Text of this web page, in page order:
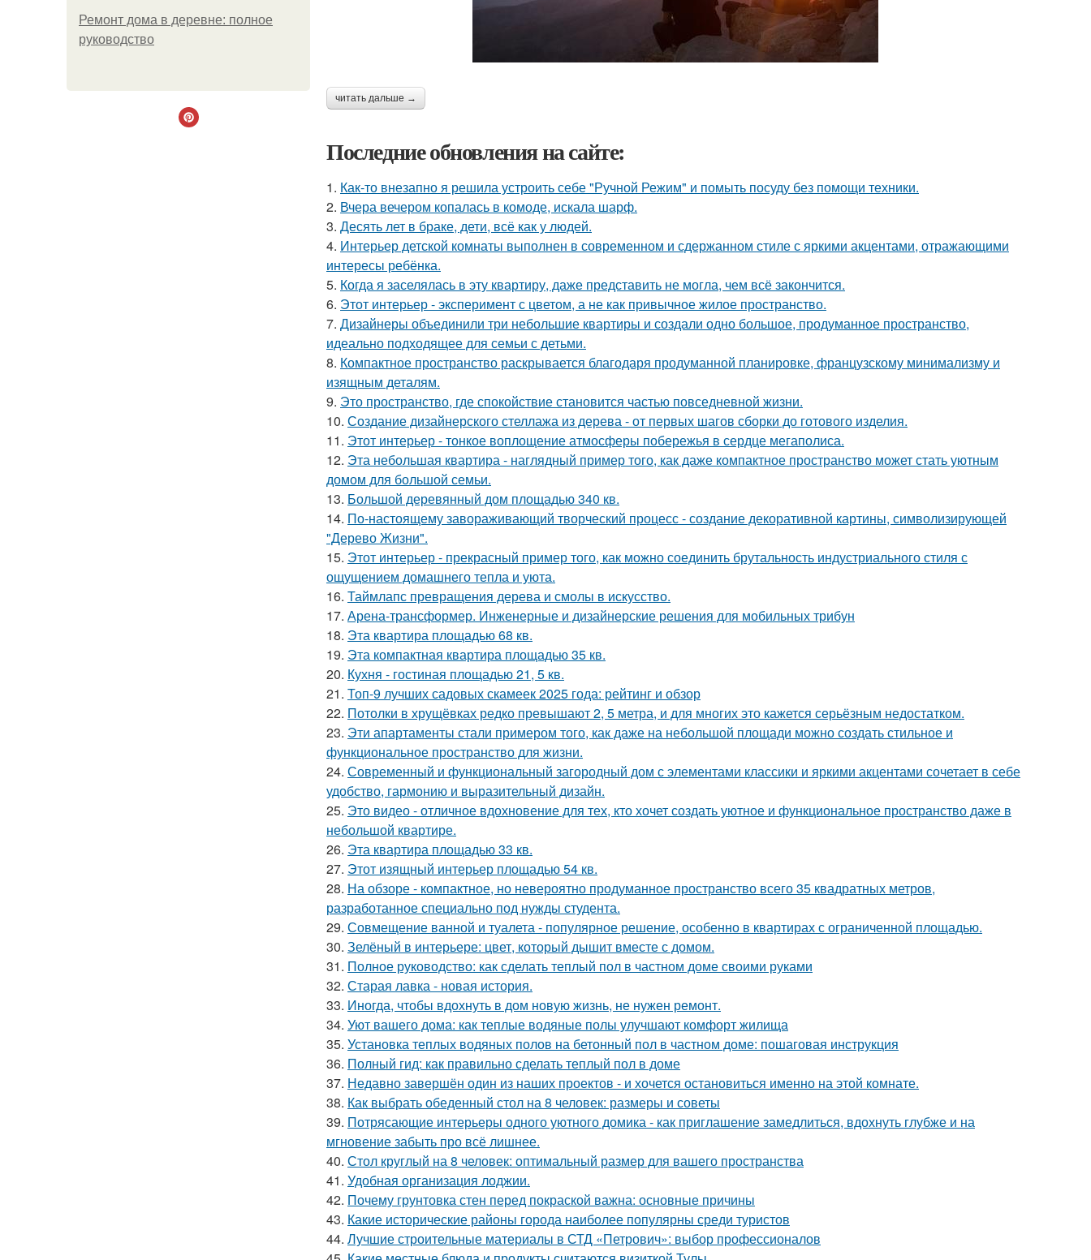
Ремонт дома в деревне: полное
руководство
читать дальше →
Последние обновления на сайте:
1. Как-то внезапно я решила устроить себе "Ручной Режим" и помыть посуду без помощи техники.
2. Вчера вечером копалась в комоде, искала шарф.
3. Десять лет в браке, дети, всё как у людей.
4. Интерьер детской комнаты выполнен в современном и сдержанном стиле с яркими акцентами, отражающими
интересы ребёнка.
5. Когда я заселялась в эту квартиру, даже представить не могла, чем всё закончится.
6. Этот интерьер - эксперимент с цветом, а не как привычное жилое пространство.
7. Дизайнеры объединили три небольшие квартиры и создали одно большое, продуманное пространство,
идеально подходящее для семьи с детьми.
8. Компактное пространство раскрывается благодаря продуманной планировке, французскому минимализму и
изящным деталям.
9. Это пространство, где спокойствие становится частью повседневной жизни.
10. Создание дизайнерского стеллажа из дерева - от первых шагов сборки до готового изделия.
11. Этот интерьер - тонкое воплощение атмосферы побережья в сердце мегаполиса.
12. Эта небольшая квартира - наглядный пример того, как даже компактное пространство может стать уютным
домом для большой семьи.
13. Большой деревянный дом площадью 340 кв.
14. По-настоящему завораживающий творческий процесс - создание декоративной картины, символизирующей
"Дерево Жизни".
15. Этот интерьер - прекрасный пример того, как можно соединить брутальность индустриального стиля с
ощущением домашнего тепла и уюта.
16. Таймлапс превращения дерева и смолы в искусство.
17. Арена-трансформер. Инженерные и дизайнерские решения для мобильных трибун
18. Эта квартира площадью 68 кв.
19. Эта компактная квартира площадью 35 кв.
20. Кухня - гостиная площадью 21, 5 кв.
21. Топ-9 лучших садовых скамеек 2025 года: рейтинг и обзор
22. Потолки в хрущёвках редко превышают 2, 5 метра, и для многих это кажется серьёзным недостатком.
23. Эти апартаменты стали примером того, как даже на небольшой площади можно создать стильное и
функциональное пространство для жизни.
24. Современный и функциональный загородный дом с элементами классики и яркими акцентами сочетает в себе
удобство, гармонию и выразительный дизайн.
25. Это видео - отличное вдохновение для тех, кто хочет создать уютное и функциональное пространство даже в
небольшой квартире.
26. Эта квартира площадью 33 кв.
27. Этот изящный интерьер площадью 54 кв.
28. На обзоре - компактное, но невероятно продуманное пространство всего 35 квадратных метров,
разработанное специально под нужды студента.
29. Совмещение ванной и туалета - популярное решение, особенно в квартирах с ограниченной площадью.
30. Зелёный в интерьере: цвет, который дышит вместе с домом.
31. Полное руководство: как сделать теплый пол в частном доме своими руками
32. Старая лавка - новая история.
33. Иногда, чтобы вдохнуть в дом новую жизнь, не нужен ремонт.
34. Уют вашего дома: как теплые водяные полы улучшают комфорт жилища
35. Установка теплых водяных полов на бетонный пол в частном доме: пошаговая инструкция
36. Полный гид: как правильно сделать теплый пол в доме
37. Недавно завершён один из наших проектов - и хочется остановиться именно на этой комнате.
38. Как выбрать обеденный стол на 8 человек: размеры и советы
39. Потрясающие интерьеры одного уютного домика - как приглашение замедлиться, вдохнуть глубже и на
мгновение забыть про всё лишнее.
40. Стол круглый на 8 человек: оптимальный размер для вашего пространства
41. Удобная организация лоджии.
42. Почему грунтовка стен перед покраской важна: основные причины
43. Какие исторические районы города наиболее популярны среди туристов
44. Лучшие строительные материалы в СТД «Петрович»: выбор профессионалов